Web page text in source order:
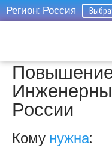
Регион: Россия
Главная страница»
России
Кому нужна: